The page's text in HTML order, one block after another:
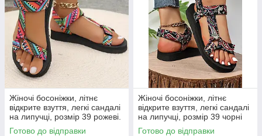
Жіночі босоніжки, літнє
відкрите взуття, легкі сандалі
на липучці, розмір 39 рожеві.
Код 00-0619
Готово до відправки
Жіночі босоніжки, літнє
відкрите взуття, легкі сандалі
на липучці, розмір 39 чорні
Код 00-0627
Готово до відправки